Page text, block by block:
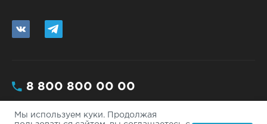
8 800 800 00 00
Москва, ул. Большая, 112/3 - 200
Мы используем куки. Продолжая